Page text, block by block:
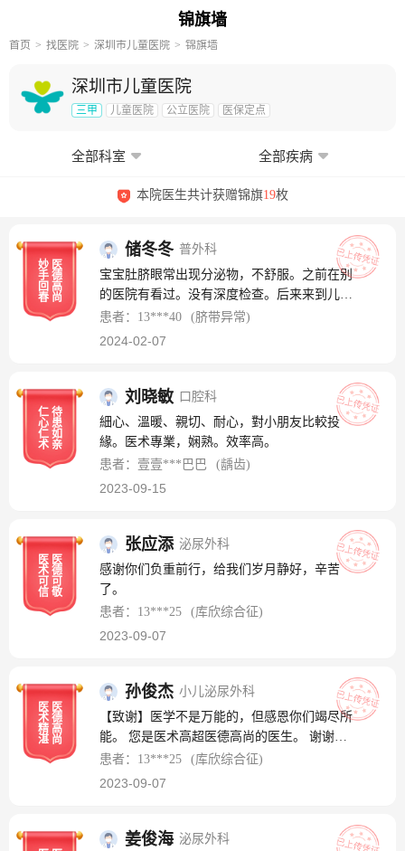
锦旗墙
首页 找医院 深圳市儿童医院 锦旗墙
深圳市儿童医院
三甲 儿童医院 公立医院 医保定点
本院医生共计获赠锦旗19枚
全部科室 全部疾病
妙
手
回
春
医
德
高
尚
储冬冬 普外科
宝宝肚脐眼常出现分泌物，不舒服。之前在别
的医院有看过。没有深度检查。后来来到儿童
医院有幸挂到储冬冬医生的号，给我们做细致
的检查，确定需要住院手术才能根治。发现储
大夫，医术可信。医德可敬，祝医生身体健
康，一切顺利！
患者：13***40 (脐带异常)
2024-02-07
仁
心
仁
术
待
患
如
亲
刘晓敏 口腔科
細心、溫暖、親切、耐心，對小朋友比較投
緣。医术專業，娴熟。效率高。
患者：壹壹***巴巴
(龋齿)
2023-09-15
医
术
可
信
医
德
可
敬
张应添 泌尿外科
感谢你们负重前行，给我们岁月静好，辛苦
了。
患者：13***25
(库欣综合征)
2023-09-07
医
术
精
湛
医
德
高
尚
孙俊杰 小儿泌尿外科
【致谢】医学不是万能的，但感恩你们竭尽所
能。 您是医术高超医德高尚的医生。 谢谢，
辛苦了
患者：13***25 (库欣综合征)
2023-09-07
姜俊海 泌尿外科